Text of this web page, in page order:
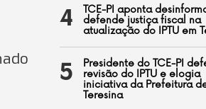
4
TCE-PI aponta
defende justiça fiscal na
atualização do IPTU em
5
Presidente do TCE-PI
revisão do IPTU e elogia
iniciativa da Prefeitura
Teresina